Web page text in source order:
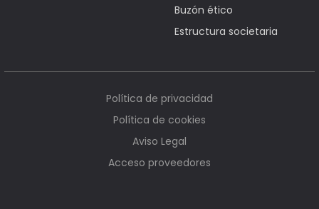
Buzón ético
Estructura societaria
Política de privacidad
Política de cookies
Aviso Legal
Acceso proveedores